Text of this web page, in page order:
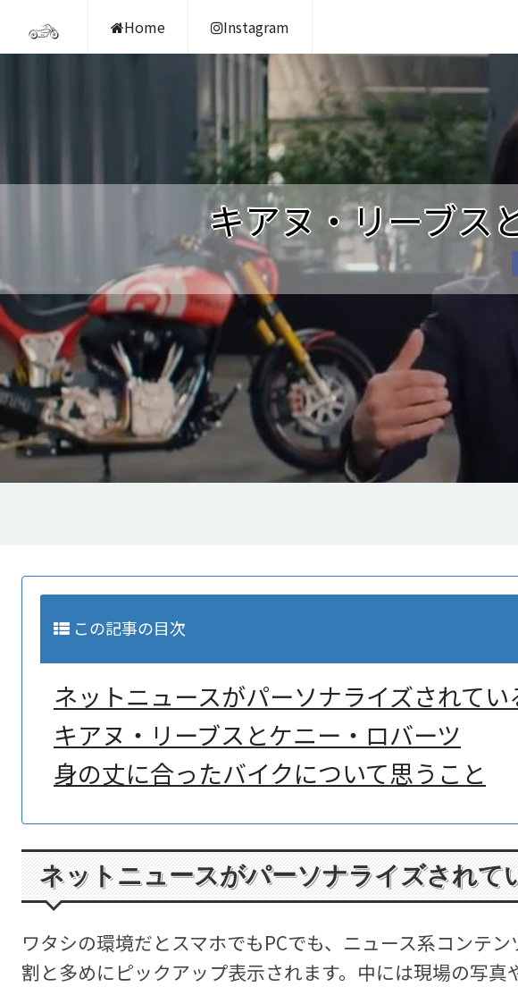
Home Instagram
キアヌ・リーブス
この記事の目次
ネットニュースがパーソナライズされてい
キアヌ・リーブスとケニー・ロバーツ
身の丈に合ったバイクについて思うこと
ネットニュースがパーソナライズされて
ワタシの環境だとスマホでもPCでも、ニュース系コンテ
割と多めにピックアップ表示されます。中には現場の写真